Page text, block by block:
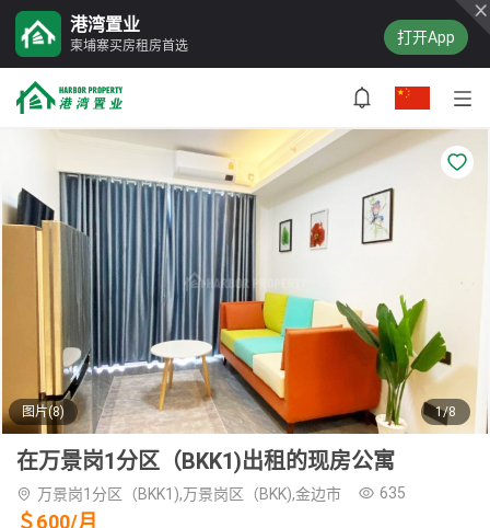
港湾置业
柬埔寨买房租房首选 打开App
图片(8) 1/8
在万景岗1分区（BKK1)出租的现房公寓
万景岗1分区（BKK1),万景岗区（BKK),金边市 635
＄600/月